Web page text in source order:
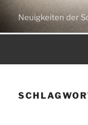
Zum
Inhalt
springen
Neuigkeiten der